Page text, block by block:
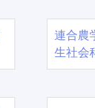
連合農
生社会